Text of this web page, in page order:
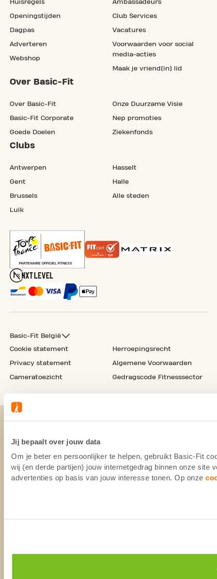
Jij bepaalt over jouw data
Om je beter en persoonlijker te helpen, gebruikt Basic-Fit
wij (en derde partijen) jouw internetgedrag binnen onze site
advertenties op basis van jouw interesse tonen. Op onze
Huisregels
Openingstijden
Dagpas
Adverteren
Webshop
Ambassadeurs
Club Services
Vacatures
Voorwaarden voor social
media-acties
Maak je vriend(in) lid
Over Basic-Fit
Over Basic-Fit
Basic-Fit Corporate
Goede Doelen
Onze Duurzame Visie
Nep promoties
Ziekenfonds
Clubs
Antwerpen
Gent
Brussels
Luik
Hasselt
Halle
Alle steden
Basic-Fit België
Cookie statement
Privacy statement
Cameratoezicht
Herroepingsrecht
Algemene Voorwaarden
Gedragscode Fitnesssector